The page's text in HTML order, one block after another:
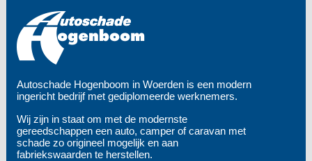
Autoschade Hogenboom in Woerden is een modern
ingericht bedrijf met gediplomeerde werknemers.
Wij zijn in staat om met de modernste
gereedschappen een auto, camper of caravan met
schade zo origineel mogelijk en aan
fabriekswaarden te herstellen.